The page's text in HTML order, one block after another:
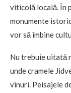
viticolă locală. În
monumente
vor să îmbine
Nu trebuie uitată
unde cramele
vinuri. Peisajele